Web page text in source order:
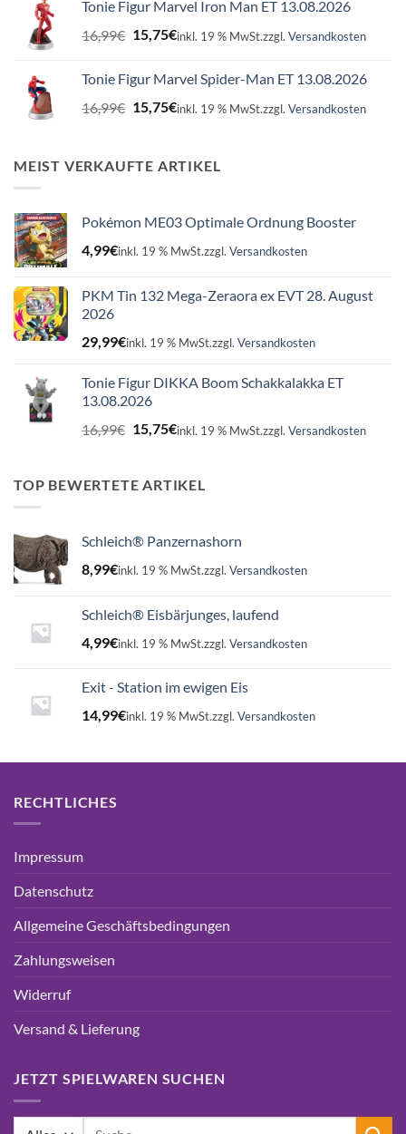
16,99€15,75€.
Tonie Figur Marvel Iron Man ET 13.08.2026
16,99€ Ursprünglicher
Preis
16,99€
15,75€Aktueller
15,75€.
inkl. 19 % MwSt.zzgl. Versandkosten
Tonie Figur Marvel Spider-Man ET 13.08.2026
16,99€ Ursprünglicher
Preis
16,99€
15,75€Aktueller
15,75€.
inkl. 19 % MwSt.zzgl. Versandkosten
MEIST VERKAUFTE ARTIKEL
Pokémon ME03 Optimale Ordnung Booster
4,99€inkl. 19 % MwSt.zzgl. Versandkosten
PKM Tin 132 Mega-Zeraora ex EVT 28. August
2026
29,99€inkl. 19 % MwSt.zzgl. Versandkosten
Tonie Figur DIKKA Boom Schakkalakka ET
13.08.2026
16,99€ Ursprünglicher
16,99€
15,75€Aktueller
15,75€.
inkl. 19 % MwSt.zzgl. Versandkosten
TOP BEWERTETE ARTIKEL
Schleich® Panzernashorn
8,99€inkl. 19 % MwSt.zzgl. Versandkosten
Schleich® Eisbärjunges, laufend
4,99€inkl. 19 % MwSt.zzgl. Versandkosten
Exit - Station im ewigen Eis
14,99€inkl. 19 % MwSt.zzgl. Versandkosten
RECHTLICHES
Impressum
Datenschutz
Allgemeine Geschäftsbedingungen
Zahlungsweisen
Widerruf
Versand & Lieferung
JETZT SPIELWAREN SUCHEN